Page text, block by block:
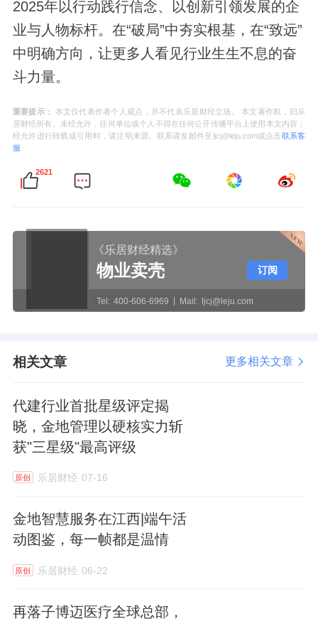
2025年以行动践行信念、以创新引领发展的企
业与人物标杆。在“破局”中夯实根基，在“致远”
中明确方向，让更多人看见行业生生不息的奋
斗力量。
重要提示：
本文仅代表作者个人观点，并不代表乐居财经立场。 本文著作权，归乐
居财经所有。未经允许，任何单位或个人不得在任何公开传播平台上使用本文内容；
经允许进行转载或引用时，请注明来源。联系请发邮件至ljcj@leju.com或点击联系客
服
2621
《乐居财经精选》
物业卖壳
Tel: 400-606-6969 Mail: ljcj@leju.com
订阅
相关文章 更多相关文章
代建行业首批星级评定揭
晓，金地管理以硬核实力斩
获"三星级"最高评级
原创 乐居财经 07-16
金地智慧服务在江西|端午活
动图鉴，每一帧都是温情
原创 乐居财经 06-22
再落子博迈医疗全球总部，